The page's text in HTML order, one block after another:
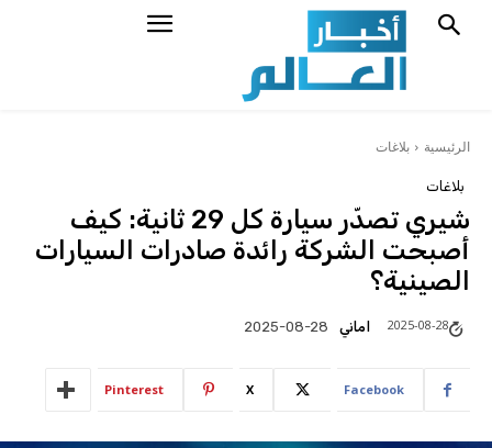
الرئيسية بلاغات
بلاغات
شيري تصدّر سيارة كل 29 ثانية: كيف
أصبحت الشركة رائدة صادرات السيارات
الصينية؟
اماني 2025-08-28 2025-08-28
Facebook
X
Pinterest